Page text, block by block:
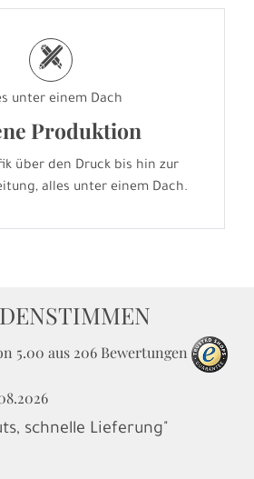
h
unter einem Dach
Produktion
über den Druck bis hin zur
alles unter einem Dach.
5.00 aus 206 Bewertungen
schnelle Lieferung"